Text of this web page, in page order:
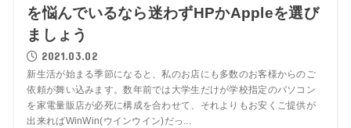
を悩んでいるなら迷わずHPかAppleを選び
ましょう
2021.03.02
新生活が始まる季節になると、私のお店にも多数のお客様からのご
依頼が舞い込みます。数年前では大学生だけが学校指定のパソコン
を家電量販店が必死に構成を合わせて、それよりもお安くご提供が
出来ればWinWin(ウインウイン)だっ...